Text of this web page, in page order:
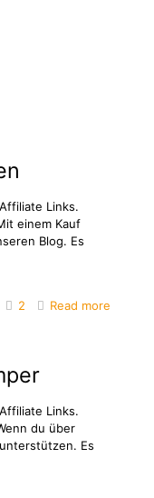
Links.
einem Kauf
Blog. Es
2 Read more
Links.
du über
Es